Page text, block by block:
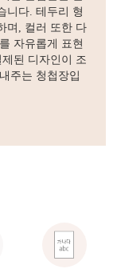
니다. 테두리 형
며, 컬러 또한 다
자유롭게 표현
된 디자인이 조
주는 청첩장입